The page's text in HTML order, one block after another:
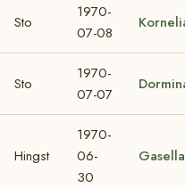
Sto
1970-
07-08
Sto
1970-
07-07
Hingst
1970-
06-
30
Gasella